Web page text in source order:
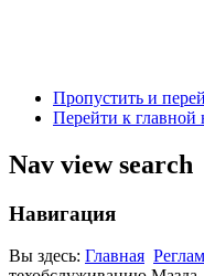
Пропустить и
Перейти к главной
Nav view search
Навигация
Вы здесь: Главная